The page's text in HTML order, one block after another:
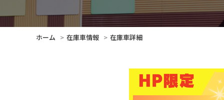
ホーム 在庫車情報 在庫車詳細